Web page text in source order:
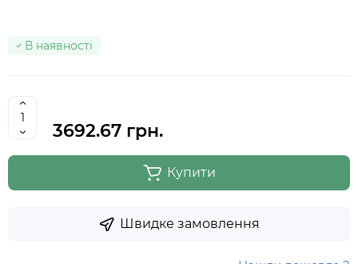
В наявності
3692.67 грн.
Купити
Швидке замовлення